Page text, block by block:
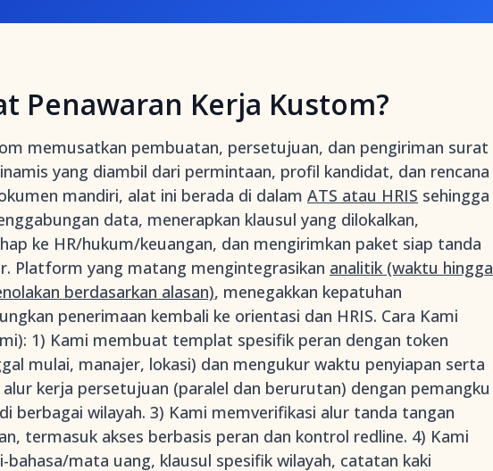
Penawaran Kerja Kustom?
memusatkan pembuatan, persetujuan, dan pengiriman surat
yang diambil dari permintaan, profil kandidat, dan rencana
mandiri, alat ini berada di dalam ATS atau HRIS sehingga
data, menerapkan klausul yang dilokalkan,
ke HR/hukum/keuangan, dan mengirimkan paket siap tanda
Platform yang matang mengintegrasikan analitik (waktu hingga
berdasarkan alasan), menegakkan kepatuhan
penerimaan kembali ke orientasi dan HRIS. Cara Kami
1) Kami membuat templat spesifik peran dengan token
mulai, manajer, lokasi) dan mengukur waktu penyiapan serta
kerja persetujuan (paralel dan berurutan) dengan pemangku
berbagai wilayah. 3) Kami memverifikasi alur tanda tangan
termasuk akses berbasis peran dan kontrol redline. 4) Kami
mata uang, klausul spesifik wilayah, catatan kaki